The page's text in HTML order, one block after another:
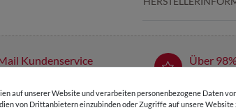
Kundenservice
Über
auf unserer Website und verarbeiten personenbezogene Daten
von Drittanbietern einzubinden oder Zugriffe auf unsere